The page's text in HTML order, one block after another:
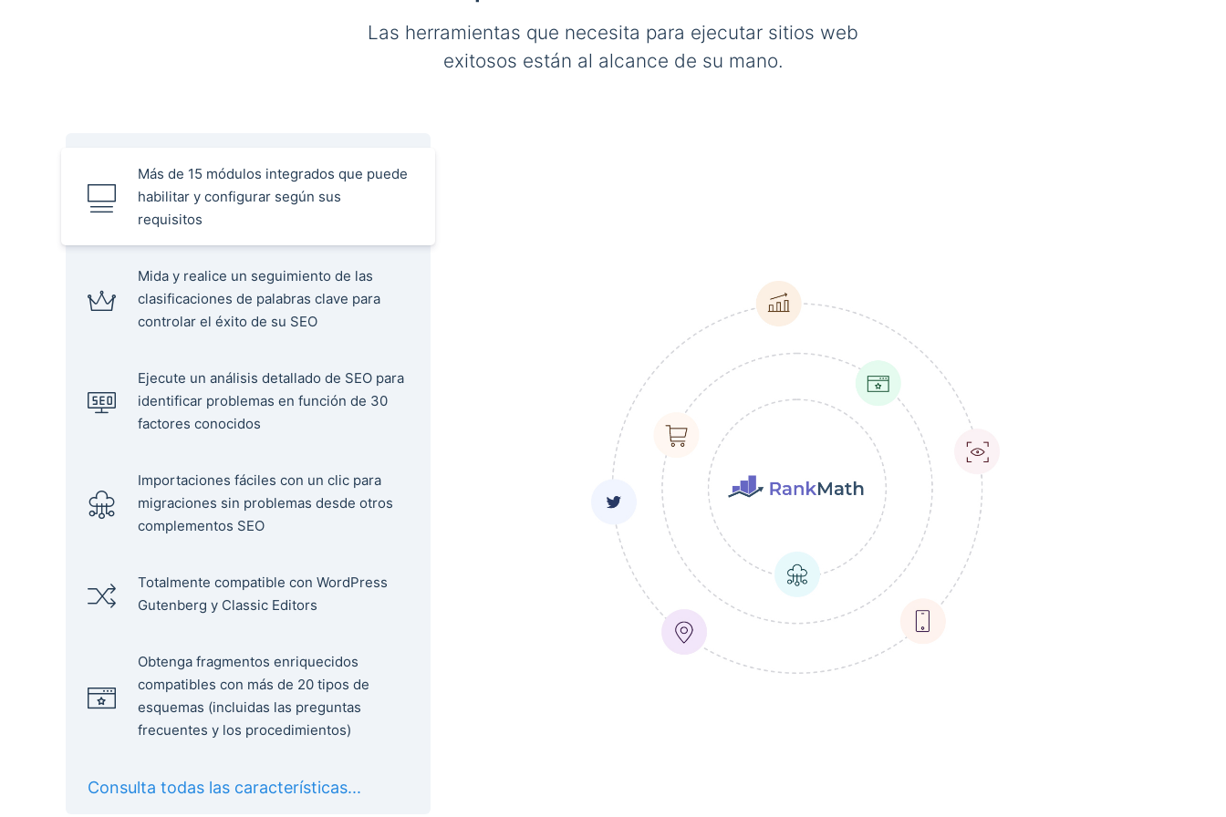
Las herramientas que necesita para ejecutar sitios web
exitosos están al alcance de su mano.
Más de 15 módulos integrados que puede
habilitar y configurar según sus
requisitos
Mida y realice un seguimiento de las
clasificaciones de palabras clave para
controlar el éxito de su SEO
Ejecute un análisis detallado de SEO para
identificar problemas en función de 30
factores conocidos
Importaciones fáciles con un clic para
migraciones sin problemas desde otros
complementos SEO
Totalmente compatible con WordPress
Gutenberg y Classic Editors
Obtenga fragmentos enriquecidos
compatibles con más de 20 tipos de
esquemas (incluidas las preguntas
frecuentes y los procedimientos)
Consulta todas las características...